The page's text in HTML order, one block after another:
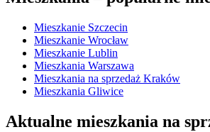
Mieszkanie Szczecin
Mieszkanie Wrocław
Mieszkanie Lublin
Mieszkania Warszawa
Mieszkania na sprzedaż Kraków
Mieszkania Gliwice
Aktualne mieszkania na